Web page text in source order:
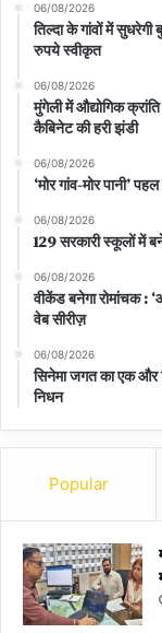
06/08/2026
तिल्दा के गांवों में सुधरेगी
रुपये स्वीकृत
06/08/2026
मुंगेली में औद्योगिक
कैबिनेट की हरी झंडी
06/08/2026
‘मोर गांव-मोर पानी’
06/08/2026
129 सरकारी स्कूलों में
06/08/2026
वीकेंड बनेगा रोमांचक :
वेब सीरीज़
06/08/2026
सिनेमा जगत का एक और
निधन
Popular